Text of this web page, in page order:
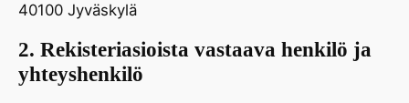
40100 Jyväskylä
2. Rekisteriasioista vastaava henkilö ja
yhteyshenkilö